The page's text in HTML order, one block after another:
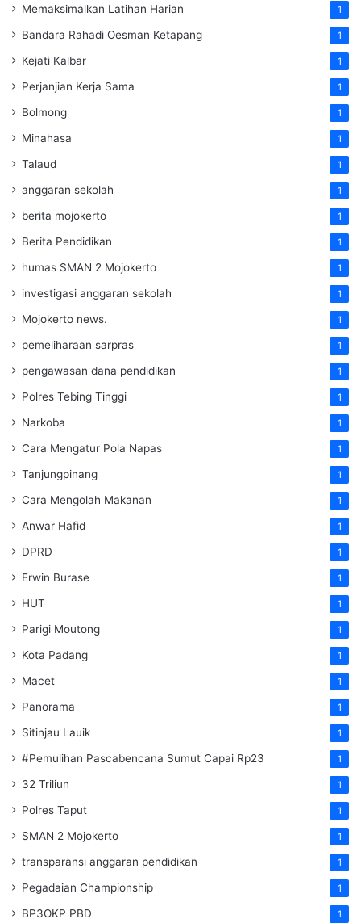
Memaksimalkan Latihan Harian 1
Bandara Rahadi Oesman Ketapang 1
Kejati Kalbar 1
Perjanjian Kerja Sama 1
Bolmong 1
Minahasa 1
Talaud 1
anggaran sekolah 1
berita mojokerto 1
Berita Pendidikan 1
humas SMAN 2 Mojokerto 1
investigasi anggaran sekolah 1
Mojokerto news. 1
pemeliharaan sarpras 1
pengawasan dana pendidikan 1
Polres Tebing Tinggi 1
Narkoba 1
Cara Mengatur Pola Napas 1
Tanjungpinang 1
Cara Mengolah Makanan 1
Anwar Hafid 1
DPRD 1
Erwin Burase 1
HUT 1
Parigi Moutong 1
Kota Padang 1
Macet 1
Panorama 1
Sitinjau Lauik 1
#Pemulihan Pascabencana Sumut Capai Rp23 1
32 Triliun 1
Polres Taput 1
SMAN 2 Mojokerto 1
transparansi anggaran pendidikan 1
Pegadaian Championship 1
BP3OKP PBD 1